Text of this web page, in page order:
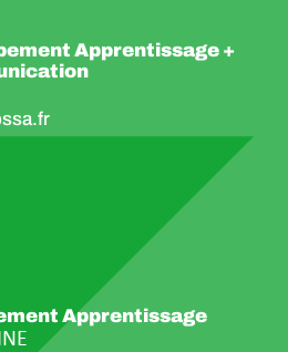
Apprentissage +
Apprentissage